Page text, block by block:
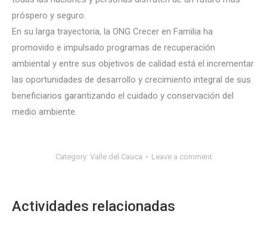
próspero y seguro.
En su larga trayectoria, la ONG Crecer en Familia ha
promovido e impulsado programas de recuperación
ambiental y entre sus objetivos de calidad está el incrementar
las oportunidades de desarrollo y crecimiento integral de sus
beneficiarios garantizando el cuidado y conservación del
medio ambiente.
Category: Valle del Cauca Leave a comment
Actividades relacionadas